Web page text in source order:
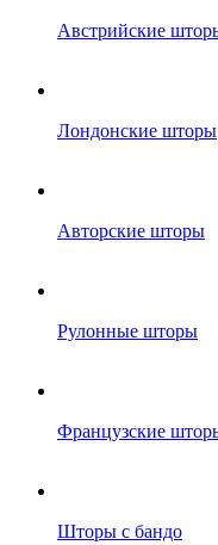
Австрийские
Лондонские шторы
Авторские шторы
Рулонные шторы
Французские
Шторы с бандо